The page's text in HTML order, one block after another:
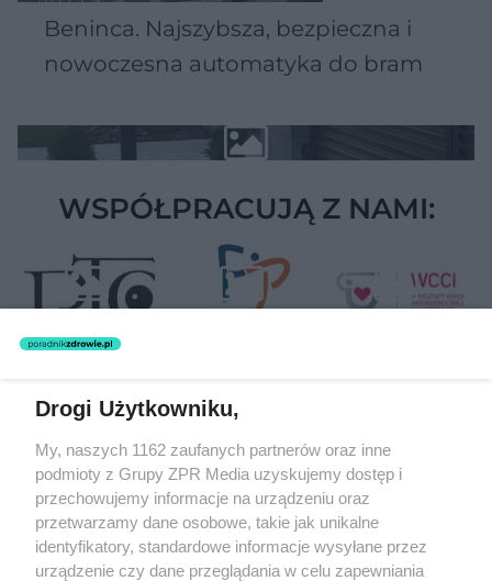
Beninca. Najszybsza, bezpieczna i
nowoczesna automatyka do bram
WSPÓŁPRACUJĄ Z NAMI:
Żaden utwór zamieszczony w serwisie nie może być powielany i
rozpowszechniany lub dalej rozpowszechniany w jakikolwiek sposób
(w tym także elektroniczny lub mechaniczny) na jakimkolwiek polu
eksploatacji w jakiejkolwiek formie, włącznie z umieszczaniem w
Internecie bez pisemnej zgody właściciela praw. Jakiekolwiek użycie
lub wykorzystanie utworów w całości lub w części z naruszeniem
prawa, tzn. bez właściwej zgody, jest zabronione pod groźbą kary i
może być ścigane prawnie.
Drogi Użytkowniku,
My, naszych 1162 zaufanych partnerów oraz inne
podmioty z Grupy ZPR Media uzyskujemy dostęp i
przechowujemy informacje na urządzeniu oraz
przetwarzamy dane osobowe, takie jak unikalne
identyfikatory, standardowe informacje wysyłane przez
urządzenie czy dane przeglądania w celu zapewniania